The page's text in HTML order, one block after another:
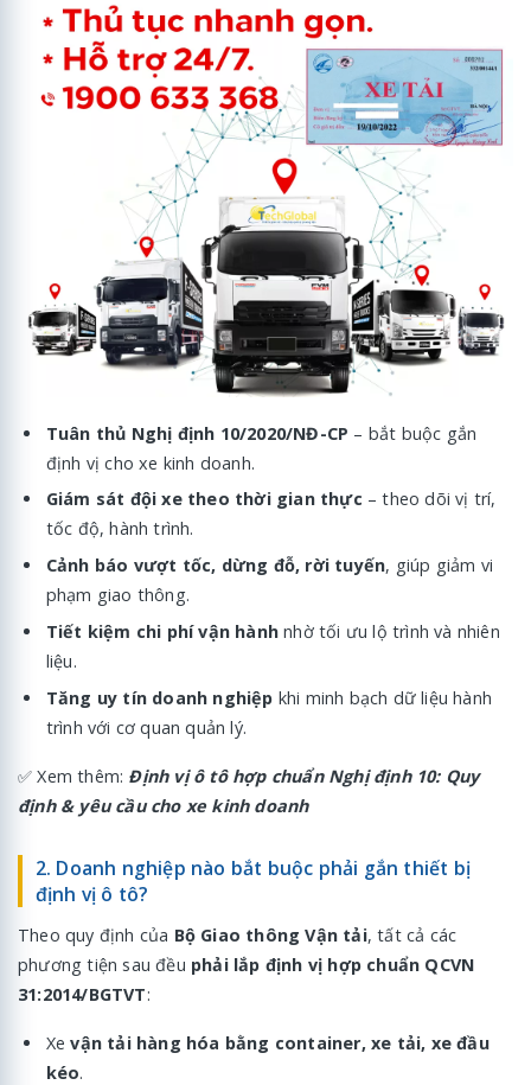
Tuân thủ Nghị định 10/2020/NĐ-CP – bắt buộc gắn
định vị cho xe kinh doanh.
Giám sát đội xe theo thời gian thực – theo dõi vị trí,
tốc độ, hành trình.
Cảnh báo vượt tốc, dừng đỗ, rời tuyến, giúp giảm vi
phạm giao thông.
Tiết kiệm chi phí vận hành nhờ tối ưu lộ trình và nhiên
liệu.
Tăng uy tín doanh nghiệp khi minh bạch dữ liệu hành
trình với cơ quan quản lý.
✅ Xem thêm: Định vị ô tô hợp chuẩn Nghị định 10: Quy
định & yêu cầu cho xe kinh doanh
2. Doanh nghiệp nào bắt buộc phải gắn thiết bị
định vị ô tô?
Theo quy định của Bộ Giao thông Vận tải, tất cả các
phương tiện sau đều phải lắp định vị hợp chuẩn QCVN
31:2014/BGTVT:
Xevận tải hàng hóa bằng container, xe tải, xe đầu
kéo.